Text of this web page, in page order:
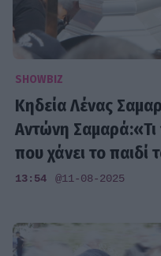
SHOWBIZ
Κηδεία Λένας
Αντώνη Σαμαρά:«Τι
που χάνει το παιδί
13:54 @11-08-2025